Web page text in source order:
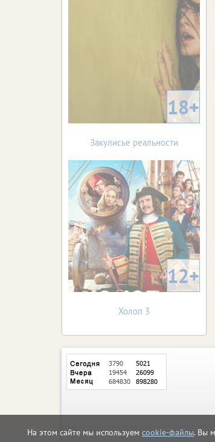
На этом сайте мы используем cookie-файлы. Вы
18+
Закулисье реальности
12+
Холоп 3